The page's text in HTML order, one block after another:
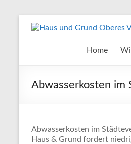
InhaltHaus
Oberes
e.V.
Home
Abwasserkosten im
Abwasserkosten im
Haus & Grund fordert